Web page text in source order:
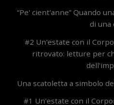
“Pe' cient'anne” Quando
di una
#2 Un'estate con il
ritrovato: letture per
Una scatoletta a simbolo
#1 Un'estate con il